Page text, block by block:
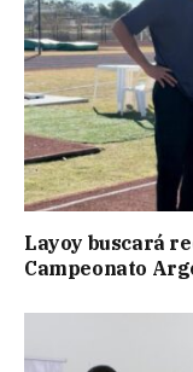
Layoy buscará
Campeonato